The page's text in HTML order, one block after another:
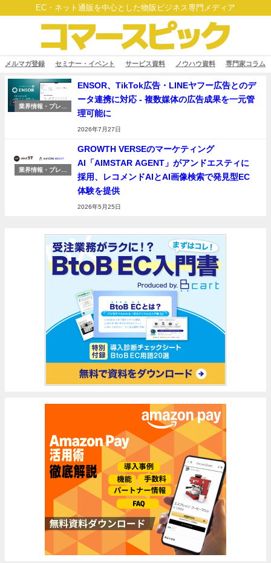
EC・ネット通販を中心とした物販ビジネス専門メディア
メルマガ登録 セミナー・イベント サービス資料 ノウハウ資料 専門家コラム
業界情報・プレス
ENSOR、TikTok広告・LINEヤフー広告とのデ
ータ連携に対応 - 複数媒体の広告成果を一元管
理可能に
2026年7月27日
業界情報・プレス
GROWTH VERSEのマーケティング
AI「AIMSTAR AGENT」がアンドエスティに
採用、レコメンドAIとAI画像検索で発見型EC
体験を提供
2026年5月25日